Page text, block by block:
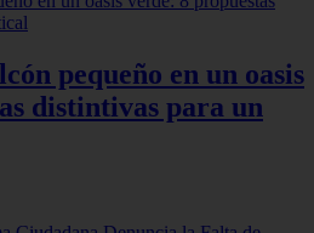
pequeño en un oasis
distintivas para un